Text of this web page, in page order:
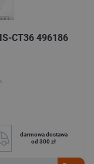
CT36 496186
darmowa dostawa
od 300 zł